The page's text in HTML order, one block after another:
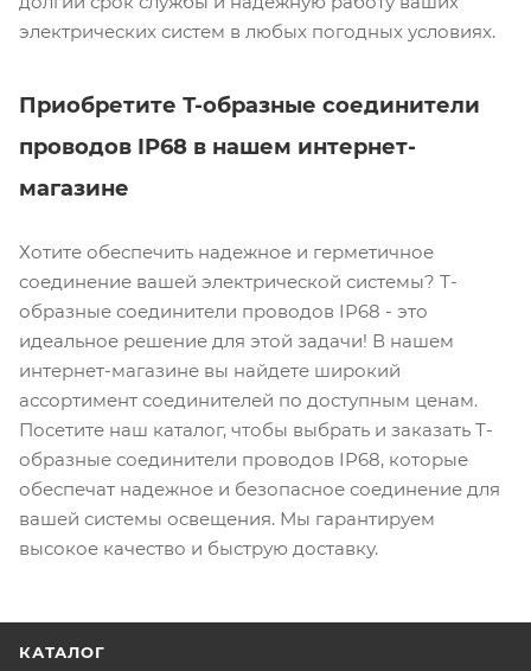
электрических систем в любых погодных условиях.
Приобретите Т-образные соединители
проводов IP68 в нашем интернет-
магазине
Хотите обеспечить надежное и герметичное
соединение вашей электрической системы? Т-
образные соединители проводов IP68 - это
идеальное решение для этой задачи! В нашем
интернет-магазине вы найдете широкий
ассортимент соединителей по доступным ценам.
Посетите наш каталог, чтобы выбрать и заказать Т-
образные соединители проводов IP68, которые
обеспечат надежное и безопасное соединение для
вашей системы освещения. Мы гарантируем
высокое качество и быструю доставку.
КАТАЛОГ